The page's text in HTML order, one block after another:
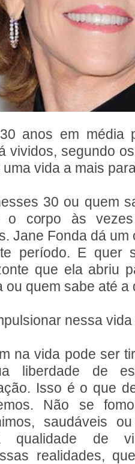
anos em média
vividos, segundo
vida a mais
30 ou quem
corpo às
Jane Fonda dá um
período. E quer
que ela abriu
ou quem sabe até a
nessa
na vida pode ser
liberdade de
Isso é o que
Não se
saudáveis
qualidade de
realidades,